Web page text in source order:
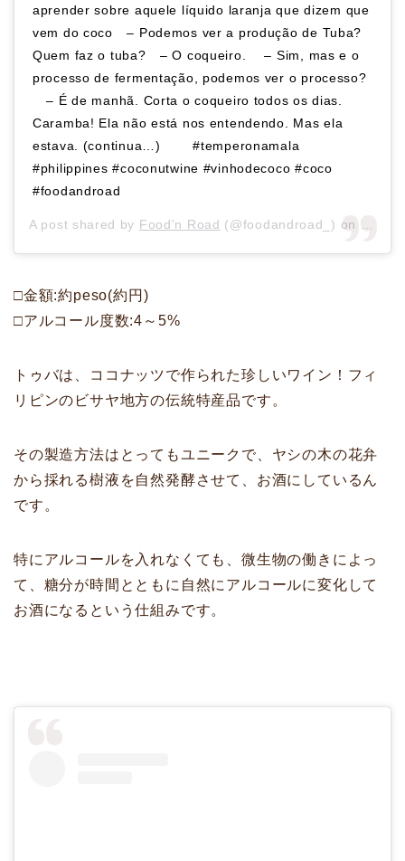
aprender sobre aquele líquido laranja que dizem que
vem do coco⠀ – Podemos ver a produção de Tuba?
Quem faz o tuba?⠀ – O coqueiro. ⠀ – Sim, mas e o
processo de fermentação, podemos ver o processo?
⠀ – É de manhã. Corta o coqueiro todos os dias.
Caramba! Ela não está nos entendendo. Mas ela
estava. (continua…) ⠀ ⠀ #temperonamala
#philippines #coconutwine #vinhodecoco #coco
#foodandroad
A post shared by Food'n Road (@foodandroad_) on
□金額:約peso(約円)
□アルコール度数:4～5%
トゥバは、ココナッツで作られた珍しいワイン！フィ
リピンのビサヤ地方の伝統特産品です。
その製造方法はとってもユニークで、ヤシの木の花弁
から採れる樹液を自然発酵させて、お酒にしているん
です。
特にアルコールを入れなくても、微生物の働きによっ
て、糖分が時間とともに自然にアルコールに変化して
お酒になるという仕組みです。